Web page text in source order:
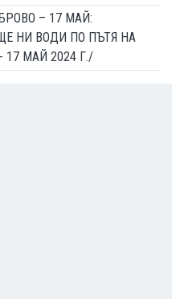
– 17 МАЙ:
НИ ВОДИ ПО ПЪТЯ НА
17 МАЙ 2024 Г./